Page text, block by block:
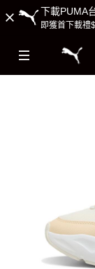
下載PUMA
即獲首下載禮